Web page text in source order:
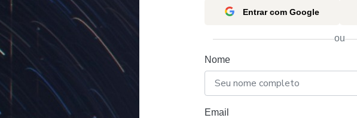
Entrar com Google
ou
Nome
Email